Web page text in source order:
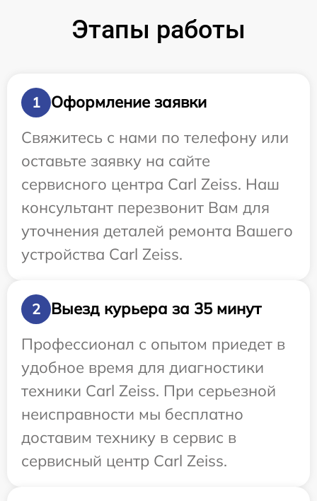
Этапы работы
1
Оформление заявки
Свяжитесь с нами по телефону или
оставьте заявку на сайте
сервисного центра Carl Zeiss. Наш
консультант перезвонит Вам для
уточнения деталей ремонта Вашего
устройства Carl Zeiss.
2
Выезд курьера за 35 минут
Профессионал с опытом приедет в
удобное время для диагностики
техники Carl Zeiss. При серьезной
неисправности мы бесплатно
доставим технику в сервис в
сервисный центр Carl Zeiss.